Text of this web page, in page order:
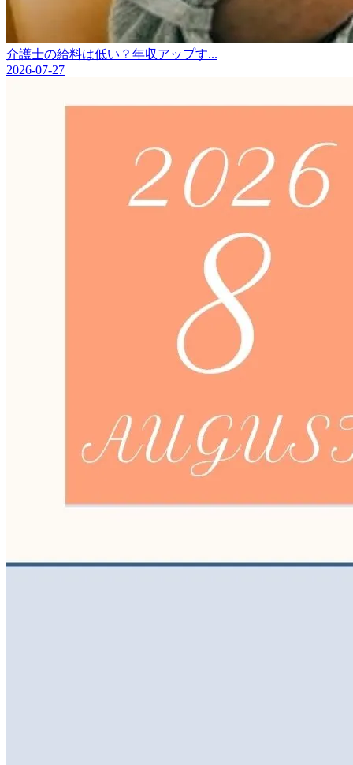
介護士の給料は低い？年収アップす...
2026-07-27